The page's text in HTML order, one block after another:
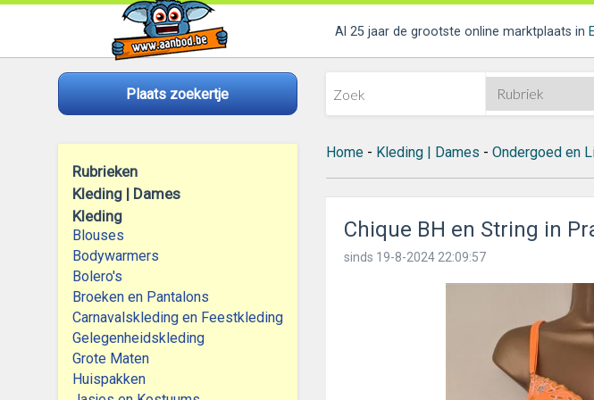
Al 25 jaar de grootste online marktplaats in
Plaats zoekertje
Rubrieken
Kleding | Dames
Kleding
Blouses
Bodywarmers
Bolero's
Broeken en Pantalons
Carnavalskleding en Feestkleding
Gelegenheidskleding
Grote Maten
Huispakken
Home- Kleding | Dames - Ondergoed en
Chique BH en String in
sinds 19-8-2024 22:09:57